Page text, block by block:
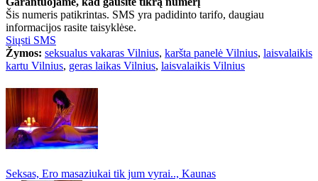
Šis numeris patikrintas. SMS yra padidinto tarifo, daugiau
informacijos rasite taisyklėse.
Siųsti SMS
Žymos: seksualus vakaras Vilnius, karšta panelė Vilnius, laisvalaikis
kartu Vilnius, geras laikas Vilnius, laisvalaikis Vilnius
Seksas, Ero masaziukai tik jum vyrai.., Kaunas